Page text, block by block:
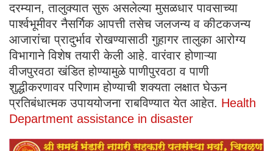
दरम्यान, तालुक्यात सुरू असलेल्या मुसळधार पावसाच्या
पार्श्वभूमीवर नैसर्गिक आपत्ती तसेच जलजन्य व कीटकजन्य
आजारांचा प्रादुर्भाव रोखण्यासाठी गुहागर तालुका आरोग्य
विभागाने विशेष तयारी केली आहे. वारंवार होणाऱ्या
वीजपुरवठा खंडित होण्यामुळे पाणीपुरवठा व पाणी
शुद्धीकरणावर परिणाम होण्याची शक्यता लक्षात घेऊन
प्रतिबंधात्मक उपाययोजना राबविण्यात येत आहेत. Health
Department assistance in disaster